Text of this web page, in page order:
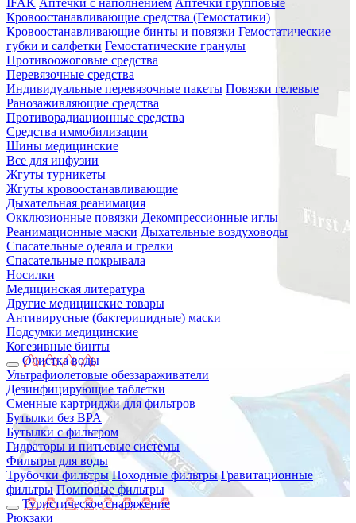
IFAK Аптечки с наполнением Аптечки групповые
Кровоостанавливающие средства (Гемостатики)
Кровоостанавливающие бинты и повязки Гемостатические
губки и салфетки Гемостатические гранулы
Противоожоговые средства
Перевязочные средства
Индивидуальные перевязочные пакеты Повязки гелевые
Ранозаживляющие средства
Противорадиационные средства
Средства иммобилизации
Шины медицинские
Все для инфузии
Жгуты турникеты
Жгуты кровоостанавливающие
Дыхательная реанимация
Окклюзионные повязки Декомпрессионные иглы
Реанимационные маски Дыхательные воздуховоды
Спасательные одеяла и грелки
Спасательные покрывала
Носилки
Медицинская литература
Другие медицинские товары
Антивирусные (бактерицидные) маски
Подсумки медицинские
Когезивные бинты
Очистка воды
Ультрафиолетовые обеззараживатели
Дезинфицирующие таблетки
Сменные картриджи для фильтров
Бутылки без BPA
Бутылки с фильтром
Гидраторы и питьевые системы
Фильтры для воды
Трубочки фильтры Походные фильтры Гравитационные
фильтры Помповые фильтры
Туристическое снаряжение
Рюкзаки